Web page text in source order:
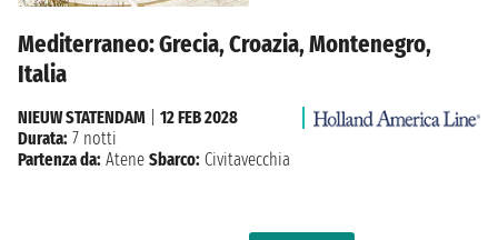
Mediterraneo: Grecia, Croazia, Montenegro,
Italia
NIEUW STATENDAM
12 FEB 2028
Durata: 7 notti
Partenza da: Atene Sbarco: Civitavecchia